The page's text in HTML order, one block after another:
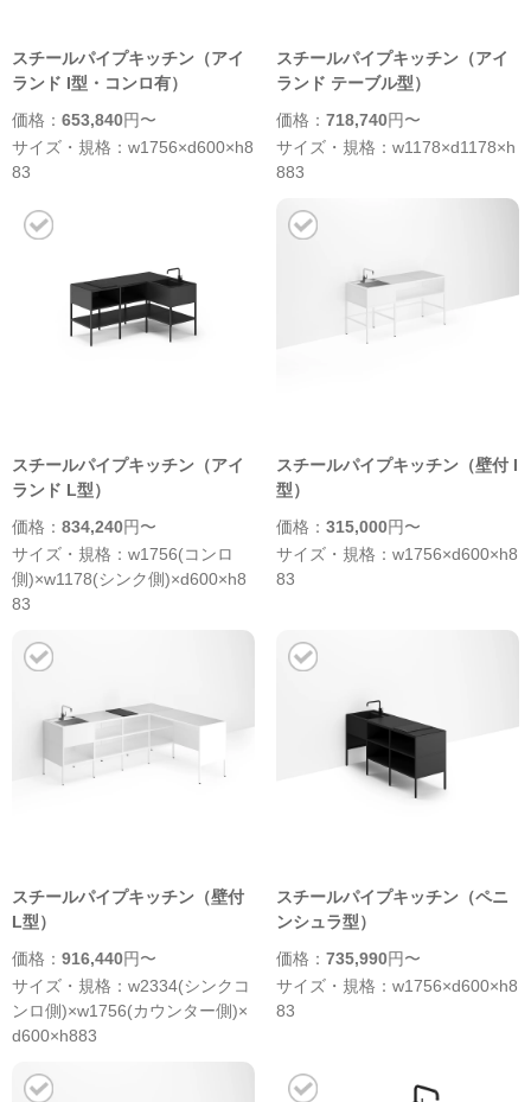
スチールパイプキッチン（アイ
ランド I型・コンロ有）
価格： 653,840円〜
サイズ・規格：w1756×d600×h8
83
スチールパイプキッチン（アイ
ランド テーブル型）
価格： 718,740円〜
サイズ・規格：w1178×d1178×h
883
スチールパイプキッチン（アイ
ランド L型）
価格： 834,240円〜
サイズ・規格：w1756(コンロ
側)×w1178(シンク側)×d600×h8
83
スチールパイプキッチン（壁付 I
型）
価格： 315,000円〜
サイズ・規格：w1756×d600×h8
83
スチールパイプキッチン（壁付
L型）
価格： 916,440円〜
サイズ・規格：w2334(シンクコ
ンロ側)×w1756(カウンター側)×
d600×h883
スチールパイプキッチン（ペニ
ンシュラ型）
価格： 735,990円〜
サイズ・規格：w1756×d600×h8
83